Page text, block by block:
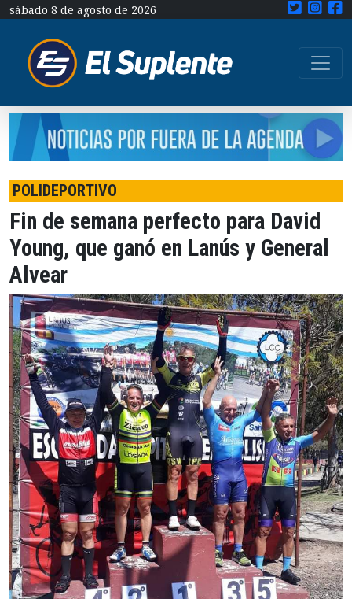
sábado 8 de agosto de 2026
POLIDEPORTIVO
Fin de semana perfecto para David
Young, que ganó en Lanús y General
Alvear